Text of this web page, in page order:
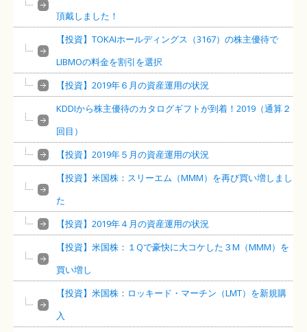
頂戴しました！
【投資】TOKAIホールディングス（3167）の株主優待で
LIBMOの料金を割引を選択
【投資】2019年６月の資産運用の状況
KDDIから株主優待のカタログギフトが到着！2019（通算２
回目）
【投資】2019年５月の資産運用の状況
【投資】米国株：スリーエム（MMM）を再び買い増しまし
た
【投資】2019年４月の資産運用の状況
【投資】米国株：１Qで豪快に大コケした３M（MMM）を
買い増し
【投資】米国株：ロッキード・マーチン（LMT）を新規購
入